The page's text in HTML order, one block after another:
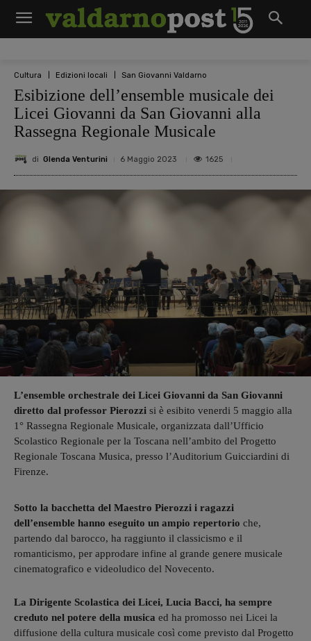
Cultura Edizioni locali San Giovanni Valdarno
Esibizione dell’ensemble musicale dei
Licei Giovanni da San Giovanni alla
Rassegna Regionale Musicale
di Glenda Venturini 6 Maggio 2023 1625
L’ensemble orchestrale dei Licei Giovanni da San Giovanni
diretto dal professor Pierozzi si è esibito venerdi 5 maggio alla
1° Rassegna Regionale Musicale, organizzata dall’Ufficio
Scolastico Regionale per la Toscana nell’ambito del Progetto
Regionale Toscana Musica, presso l’Auditorium Guicciardini di
Firenze.
Sotto la bacchetta del Maestro Pierozzi i ragazzi
dell’ensemble hanno eseguito un ampio repertorio che,
partendo dal barocco, ha raggiunto il classicismo e il
romanticismo, per approdare infine al grande genere musicale
cinematografico e videoludico del Novecento.
La Dirigente Scolastica dei Licei, Lucia Bacci, ha sempre
creduto nel potere della musica ed ha promosso nei Licei la
diffusione della cultura musicale così come previsto dal Progetto